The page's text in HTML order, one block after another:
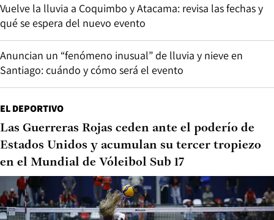
Vuelve la lluvia a Coquimbo y Atacama: revisa las fechas y
qué se espera del nuevo evento
Anuncian un “fenómeno inusual” de lluvia y nieve en
Santiago: cuándo y cómo será el evento
EL DEPORTIVO
Las Guerreras Rojas ceden ante el poderío de
Estados Unidos y acumulan su tercer tropiezo
en el Mundial de Vóleibol Sub 17